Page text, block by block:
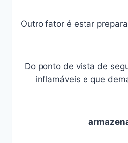
Outro fator é estar
Do ponto de vista de
inflamáveis e que